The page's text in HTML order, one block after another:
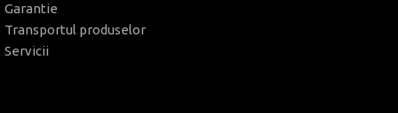
Garantie
Transportul produselor
Servicii